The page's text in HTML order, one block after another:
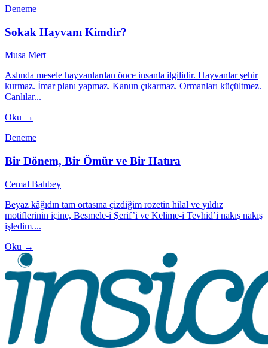
Deneme
Sokak Hayvanı Kimdir?
Musa Mert
Aslında mesele hayvanlardan önce insanla ilgilidir. Hayvanlar şehir
kurmaz. İmar planı yapmaz. Kanun çıkarmaz. Ormanları küçültmez.
Canlılar...
Oku →
Deneme
Bir Dönem, Bir Ömür ve Bir Hatıra
Cemal Balıbey
Beyaz kâğıdın tam ortasına çizdiğim rozetin hilal ve yıldız
motiflerinin içine, Besmele-i Şerif’i ve Kelime-i Tevhid’i nakış nakış
işledim....
Oku →